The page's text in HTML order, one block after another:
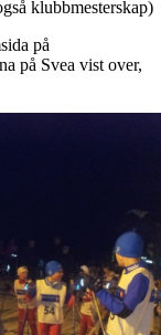
klubbmesterskap)
på
på Svea vist over,